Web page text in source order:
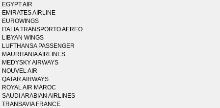
EGYPT AIR
EMIRATES AIRLINE
EUROWINGS
ITALIA TRANSPORTO AEREO
LIBYAN WINGS
LUFTHANSA PASSENGER
MAURITANIA AIRLINES
MEDYSKY AIRWAYS
NOUVEL AIR
QATAR AIRWAYS
ROYAL AIR MAROC
SAUDI ARABIAN AIRLINES
TRANSAVIA FRANCE